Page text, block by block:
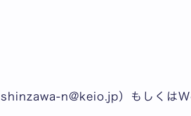
shinzawa-n@keio.jp）もしくは